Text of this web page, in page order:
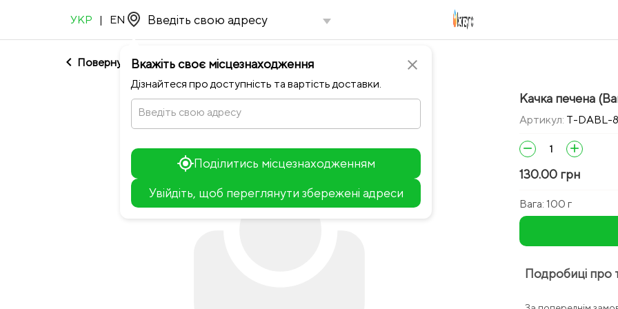
УКР | EN
close
Вкажіть своє місцезнаходження
Дізнайтеся про доступність та вартість доставки.
Введіть свою адресу
Поділитись місцезнаходженням
Увійдіть, щоб переглянути збережені адреси
chevron_left Повернутися до Dark Blue
Качка печена
Артикул: T-DABL-8
remove add
130.00 грн
Вага: 100 г
Подробиці про